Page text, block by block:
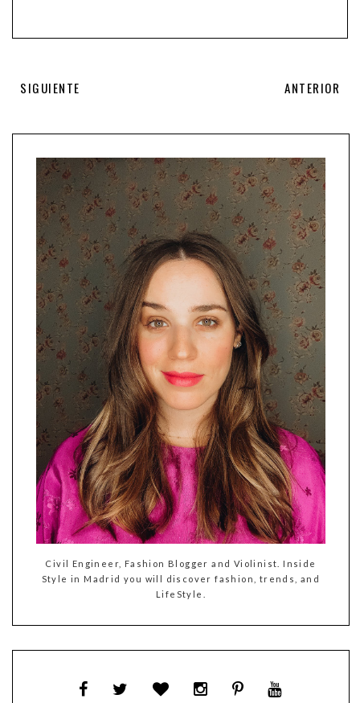
SIGUIENTE ANTERIOR
Civil Engineer, Fashion Blogger and Violinist. Inside
Style in Madrid you will discover fashion, trends, and
LifeStyle.